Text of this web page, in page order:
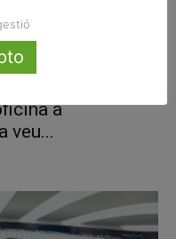
a
veu...